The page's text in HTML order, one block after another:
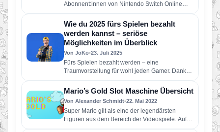
Abonnent:innen von Nintendo Switch Online
spielbar – und das gleich…
Wie du 2025 fürs Spielen bezahlt
werden kannst – seriöse
Möglichkeiten im Überblick
Von JoKo•23. Juli 2025
Fürs Spielen bezahlt werden – eine
Traumvorstellung für wohl jeden Gamer. Dank
des Booms der Gaming-Branche ist das…
Mario’s Gold Slot Maschine Übersicht
Von Alexander Schmidt•22. Mai 2022
Super Mario gilt als eine der legendärsten
Figuren aus dem Bereich der Videospiele. Auf
der ganzen Welt sind…